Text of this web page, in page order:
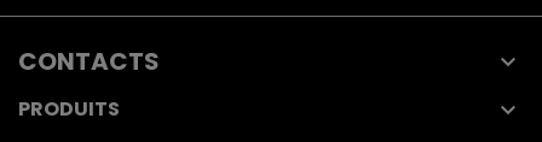
CONTACTS 
PRODUITS 